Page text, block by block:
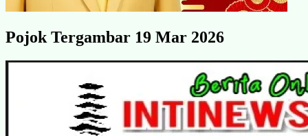
Pojok Tergambar 19 Mar 2026